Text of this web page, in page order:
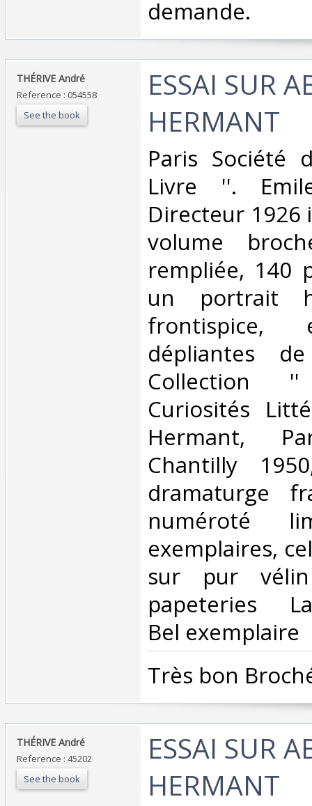
demande.‎
‎THÉRIVE André ‎
Reference : 054558
See the book
‎ESSAI SUR
HERMANT ‎
‎Paris Société
Livre ''.
Directeur 1926
volume
rempliée, 140
un portrait
frontispice,
dépliantes
Collection
Curiosités
Hermant,
Chantilly
dramaturge
numéroté
exemplaires,
sur pur
papeteries
Bel exemplaire ‎
‎Très bon
‎THÉRIVE André ‎
Reference : 45202
See the book
‎ESSAI SUR
HERMANT ‎